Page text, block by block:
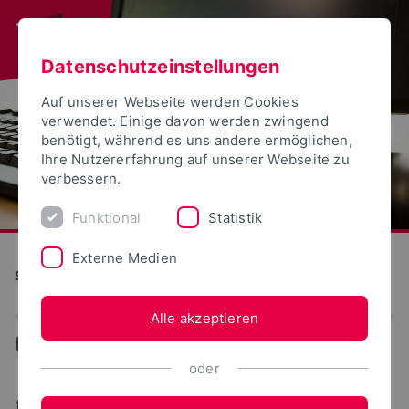
S(kim) - Service Kommunikation Information Medien
... WebPortale
18.01.2017
Datenschutzeinstellungen
Auf unserer Webseite werden Cookies
verwendet. Einige davon werden zwingend
benötigt, während es uns andere ermöglichen,
Ihre Nutzererfahrung auf unserer Webseite zu
verbessern.
Funktional Statistik
Externe Medien
Alle akzeptieren
oder